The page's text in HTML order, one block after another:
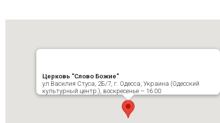
Церковь "Слово Божие"
ул Василия Стуса, 2Б/7, г. Одесса, Украина (Одесский
культурный центр.), воскресенье – 16:00